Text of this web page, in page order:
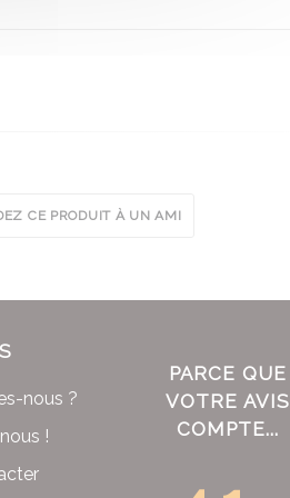
CE PRODUIT À UN AMI
nous ?
!
PARCE QUE
VOTRE AVIS
COMPTE...